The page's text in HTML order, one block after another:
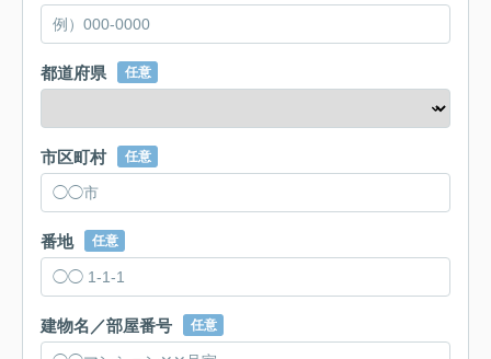
都道府県 任意
市区町村 任意
番地 任意
建物名／部屋番号 任意